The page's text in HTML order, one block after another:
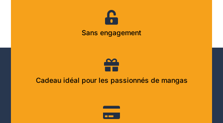
Sans engagement
Cadeau idéal pour les passionnés de mangas